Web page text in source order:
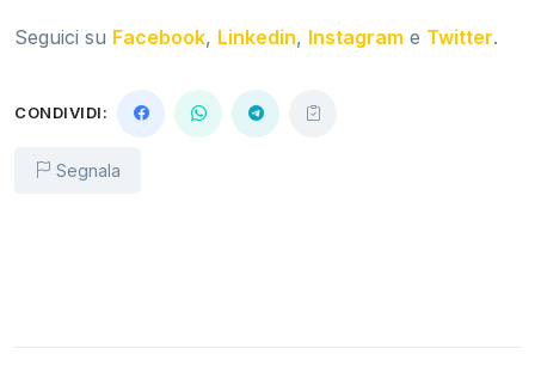
Seguici su Facebook, Linkedin, Instagram e Twitter.
CONDIVIDI:
Segnala